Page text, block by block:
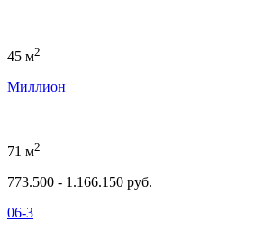
45 м2
Миллион
71 м2
773.500 - 1.166.150 руб.
06-3